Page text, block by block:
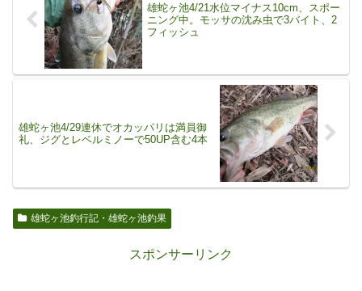
雄蛇ヶ池4/21水位マイナス10cm、スポー
ニング中。モッサの沈み虫で3バイト、2
フィッシュ
雄蛇ヶ池4/29連休でオカッパリは満員御
礼、ジグとレベルミノーで50UP含む4本
雄蛇ヶ池釣行記・雄蛇ヶ池釣果
スポンサーリンク